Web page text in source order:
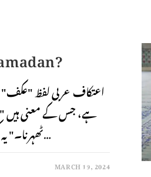
ہے، جس کے معنی ہیں
ٹھہرنا۔" یہ کسی چیز کو کسی دوسرے کے لیے…
MARCH 19, 2024